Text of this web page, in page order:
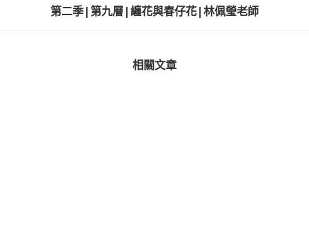
第二季 | 第九層 | 纏花與春仔花 | 林佩瑩老師
相關文章